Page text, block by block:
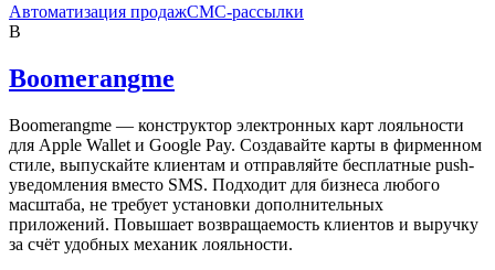
Автоматизация продажСМС-рассылки
B
Boomerangme
Boomerangme — конструктор электронных карт лояльности
для Apple Wallet и Google Pay. Создавайте карты в фирменном
стиле, выпускайте клиентам и отправляйте бесплатные push-
уведомления вместо SMS. Подходит для бизнеса любого
масштаба, не требует установки дополнительных
приложений. Повышает возвращаемость клиентов и выручку
за счёт удобных механик лояльности.